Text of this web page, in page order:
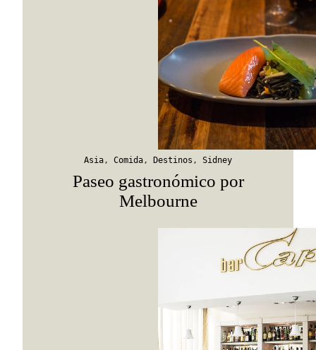
Asia, Comida, Destinos , Sidney
Paseo gastronómico por
Melbourne
Viaja con Travesías, recibe cada semana
itinerarios, tips de insider y las guías más